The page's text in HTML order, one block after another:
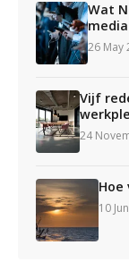
Wat
media
26 May
Vijf
24
Hoe
10